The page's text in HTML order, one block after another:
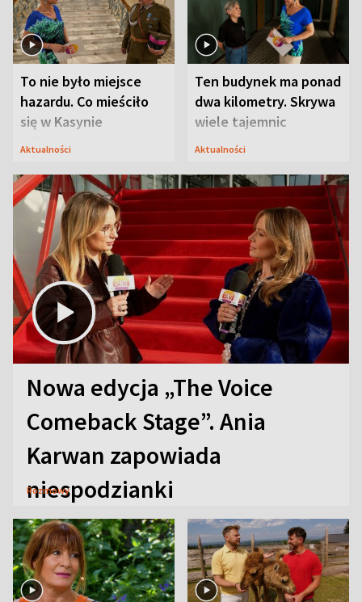
To nie było miejsce
hazardu. Co mieściło
się w Kasynie
Oficerskim?
Aktualności
Ten budynek ma ponad
dwa kilometry. Skrywa
wiele tajemnic
Aktualności
Nowa edycja „The Voice
Comeback Stage”. Ania
Karwan zapowiada
niespodzianki
Rozmowy